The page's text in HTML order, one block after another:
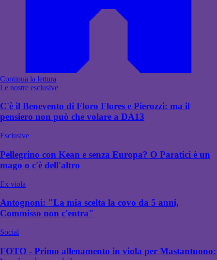
Continua la lettura
Le nostre esclusive
C'è il Benevento di Floro Flores e Pierozzi: ma il
pensiero non può che volare a DA13
Esclusive
Pellegrino con Kean e senza Europa? O Paratici è un
mago o c'è dell'altro
Ex viola
Antognoni: "La mia scelta la covo da 5 anni,
Commisso non c'entra"
Social
FOTO - Primo allenamento in viola per Mastantuono: